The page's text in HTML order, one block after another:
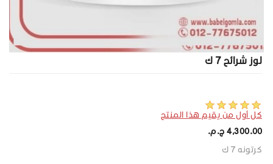
لوز شرائح 7 ك
كل أول من يقيم هذا المنتج
4,300.00 ج.م.‏
كرتونه 7 ك